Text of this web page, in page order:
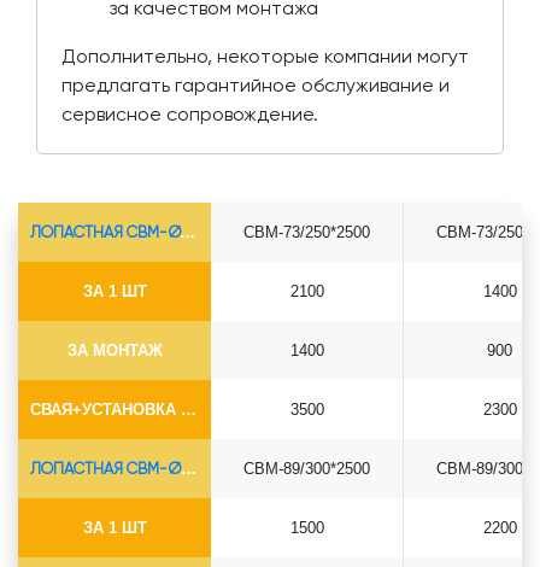
за качеством монтажа
Дополнительно, некоторые компании могут
предлагать гарантийное обслуживание и
сервисное сопровождение.
ЛОПАСТНАЯ СВМ-Ø73*5.5
ЗА 1 ШТ
ЗА МОНТАЖ
СВАЯ+УСТАНОВКА (БЕЗ ОГОЛОВКА)
СВМ-73/250*2500
2100
1400
3500
СВМ-73/
1400
900
2300
ЛОПАСТНАЯ СВМ-Ø89*6.5
ЗА 1 ШТ
СВМ-89/300*2500
1500
СВМ-89/
2200